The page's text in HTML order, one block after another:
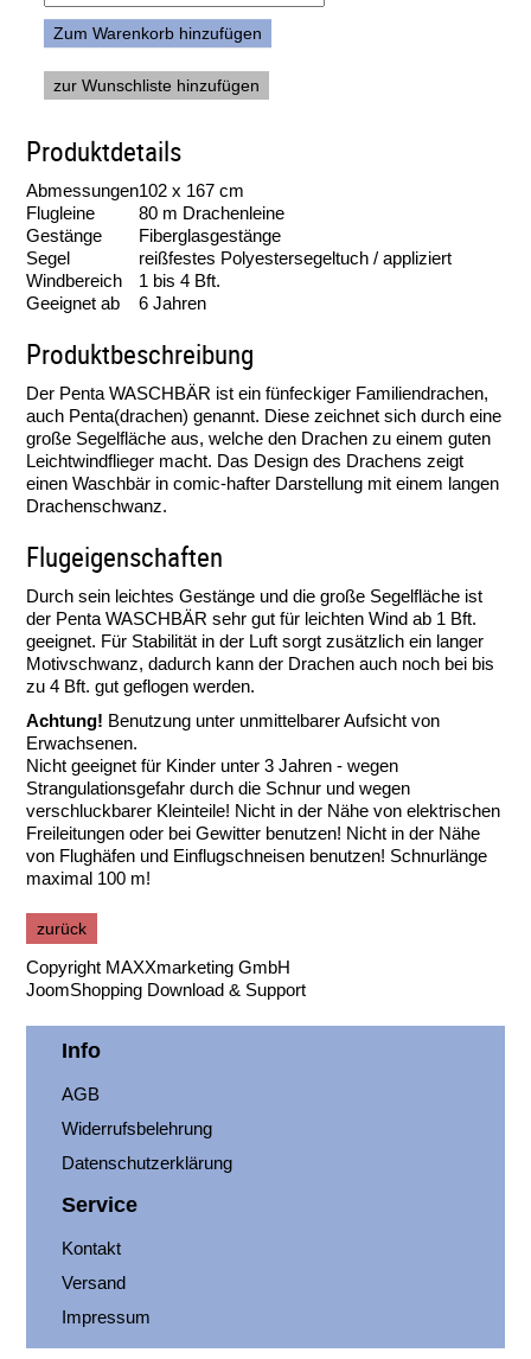
Produktdetails
Abmessungen102 x 167 cm
Flugleine
80 m Drachenleine
Gestänge
Fiberglasgestänge
Segel
reißfestes Polyestersegeltuch / appliziert
Windbereich
1 bis 4 Bft.
Geeignet ab
6 Jahren
Produktbeschreibung
Der Penta WASCHBÄR ist ein fünfeckiger Familiendrachen,
auch Penta(drachen) genannt. Diese zeichnet sich durch eine
große Segelfläche aus, welche den Drachen zu einem guten
Leichtwindflieger macht. Das Design des Drachens zeigt
einen Waschbär in comic-hafter Darstellung mit einem langen
Drachenschwanz.
Flugeigenschaften
Durch sein leichtes Gestänge und die große Segelfläche ist
der Penta WASCHBÄR sehr gut für leichten Wind ab 1 Bft.
geeignet. Für Stabilität in der Luft sorgt zusätzlich ein langer
Motivschwanz, dadurch kann der Drachen auch noch bei bis
zu 4 Bft. gut geflogen werden.
Achtung! Benutzung unter unmittelbarer Aufsicht von
Erwachsenen.
Nicht geeignet für Kinder unter 3 Jahren - wegen
Strangulationsgefahr durch die Schnur und wegen
verschluckbarer Kleinteile! Nicht in der Nähe von elektrischen
Freileitungen oder bei Gewitter benutzen! Nicht in der Nähe
von Flughäfen und Einflugschneisen benutzen! Schnurlänge
maximal 100 m!
Copyright MAXXmarketing GmbH
JoomShopping Download & Support
Info
AGB
Widerrufsbelehrung
Datenschutzerklärung
Service
Kontakt
Versand
Impressum